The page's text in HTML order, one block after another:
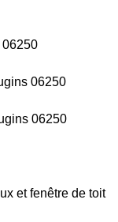
06250
06250
06250
et fenêtre de toit